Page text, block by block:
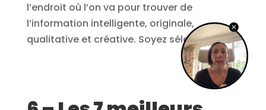
l’endroit où l’on va pour trouver de
l’information intelligente, originale,
qualitative et créative. Soyez sélectif.